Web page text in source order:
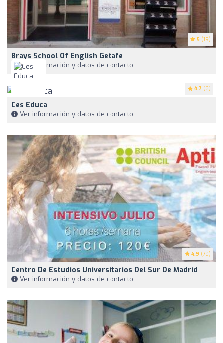
5 (19)
Brays School Of English Getafe
Ver información y datos de contacto
4.7 (6)
Ces Educa
Ver información y datos de contacto
4.9 (79)
Centro De Estudios Universitarios Del Sur De Madrid
Ver información y datos de contacto